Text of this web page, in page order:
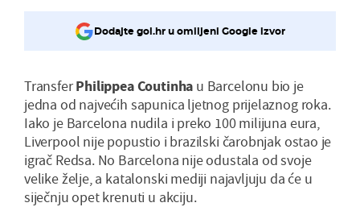
Dodajte gol.hr u omiljeni Google izvor
TransferPhilippea Coutinha u Barcelonu bio je
jedna od najvećih sapunica ljetnog prijelaznog roka.
Iako je Barcelona nudila i preko 100 milijuna eura,
Liverpool nije popustio i brazilski čarobnjak ostao je
igrač Redsa. No Barcelona nije odustala od svoje
velike želje, a katalonski mediji najavljuju da će u
siječnju opet krenuti u akciju.